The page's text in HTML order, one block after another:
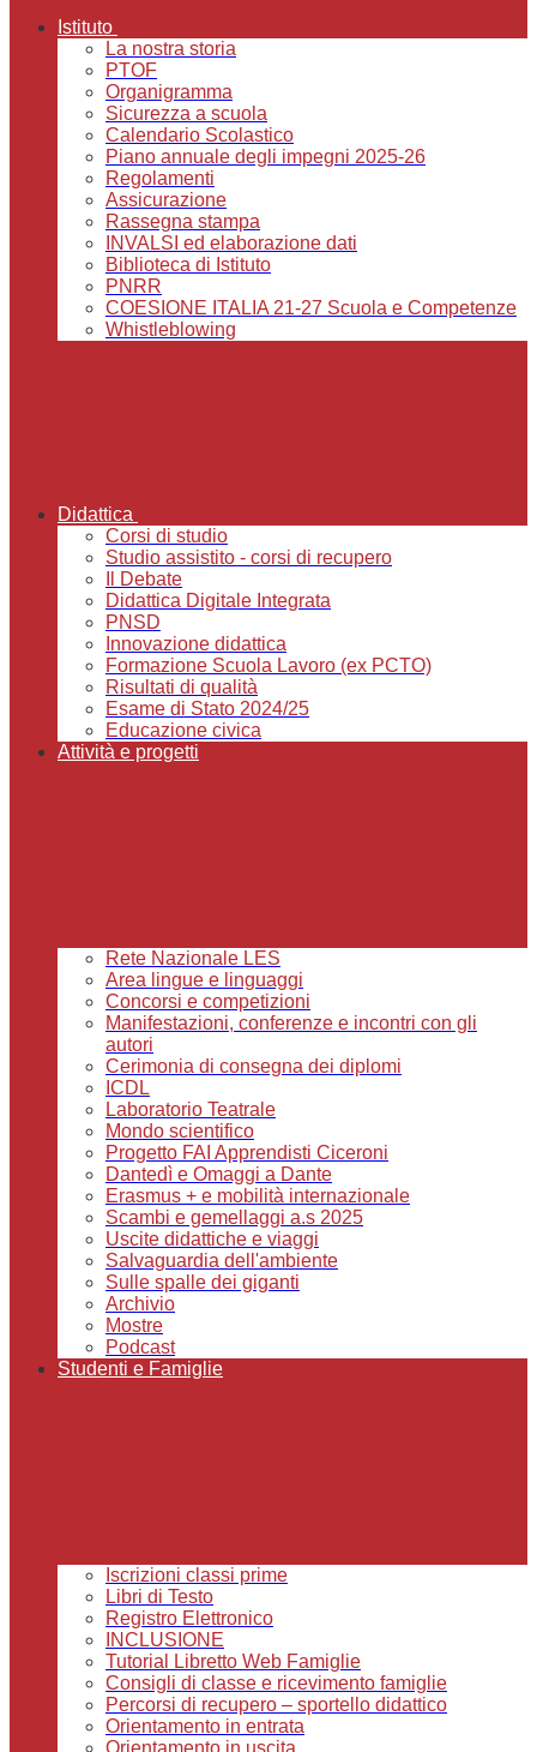
Istituto
La nostra storia
PTOF
Organigramma
Sicurezza a scuola
Calendario Scolastico
Piano annuale degli impegni 2025-26
Regolamenti
Assicurazione
Rassegna stampa
INVALSI ed elaborazione dati
Biblioteca di Istituto
PNRR
COESIONE ITALIA 21-27 Scuola e Competenze
Whistleblowing
Didattica
Corsi di studio
Studio assistito - corsi di recupero
Il Debate
Didattica Digitale Integrata
PNSD
Innovazione didattica
Formazione Scuola Lavoro (ex PCTO)
Risultati di qualità
Esame di Stato 2024/25
Educazione civica
Attività e progetti
Rete Nazionale LES
Area lingue e linguaggi
Concorsi e competizioni
Manifestazioni, conferenze e incontri con gli
autori
Cerimonia di consegna dei diplomi
ICDL
Laboratorio Teatrale
Mondo scientifico
Progetto FAI Apprendisti Ciceroni
Dantedì e Omaggi a Dante
Erasmus + e mobilità internazionale
Scambi e gemellaggi a.s 2025
Uscite didattiche e viaggi
Salvaguardia dell'ambiente
Sulle spalle dei giganti
Archivio
Mostre
Podcast
Studenti e Famiglie
Iscrizioni classi prime
Libri di Testo
Registro Elettronico
INCLUSIONE
Tutorial Libretto Web Famiglie
Consigli di classe e ricevimento famiglie
Percorsi di recupero – sportello didattico
Orientamento in entrata